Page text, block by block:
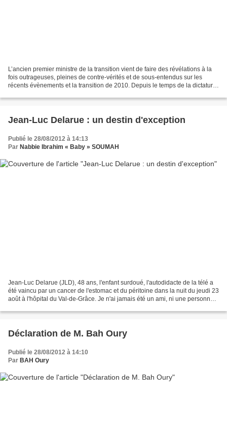
L’ancien premier ministre de la transition vient de faire des révélations à la
fois outrageuses, pleines de contre-vérités et de sous-entendus sur les
récents évènements et la transition de 2010. Depuis le temps de la dictature
Jean-Luc Delarue : un destin d'exception
Publié le 28/08/2012 à 14:13
Par Nabbie Ibrahim « Baby » SOUMAH
Jean-Luc Delarue (JLD), 48 ans, l'enfant surdoué, l'autodidacte de la télé a
été vaincu par un cancer de l'estomac et du péritoine dans la nuit du jeudi 23
août à l'hôpital du Val-de-Grâce. Je n'ai jamais été un ami, ni une personne
Déclaration de M. Bah Oury
Publié le 28/08/2012 à 14:10
Par BAH Oury